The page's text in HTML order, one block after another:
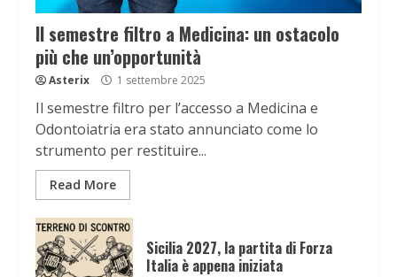
Il semestre filtro a Medicina: un ostacolo
più che un’opportunità
Asterix 1 settembre 2025
Il semestre filtro per l’accesso a Medicina e
Odontoiatria era stato annunciato come lo
strumento per restituire...
Read More
Sicilia 2027, la partita di Forza
Italia è appena iniziata